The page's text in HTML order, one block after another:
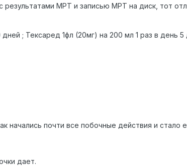
результатами МРТ и записью МРТ на диск, тот
; Тексаред 1фл (20мг) на 200 мл 1 раз в день 5
начались почти все побочные действия и стало
дает.